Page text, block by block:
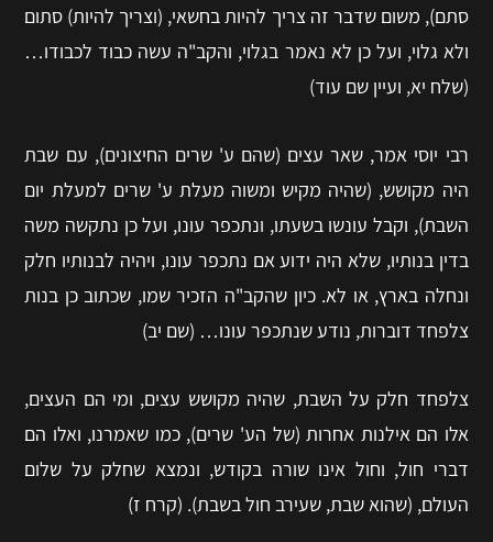
סתם), משום שדבר זה צריך להיות בחשאי, (וצריך להיות) סתום
ולא גלוי, ועל כן לא נאמר בגלוי, והקב"ה עשה כבוד לכבודו…
(שלח יא, ועיין שם עוד)
רבי יוסי אמר, שאר עצים (שהם ע' שרים החיצונים), עם שבת
היה מקושש, (שהיה מקיש ומשוה מעלת ע' שרים למעלת יום
השבת), וקבל עונשו בשעתו, ונתכפר עונו, ועל כן נתקשה משה
בדין בנותיו, שלא היה ידוע אם נתכפר עונו, ויהיה לבנותיו חלק
ונחלה בארץ, או לא. כיון שהקב"ה הזכיר שמו, שכתוב כן בנות
צלפחד דוברות, נודע שנתכפר עונו… (שם יב)
צלפחד חלק על השבת, שהיה מקושש עצים, ומי הם העצים,
אלו הם אילנות אחרות (של הע' שרים), כמו שאמרנו, ואלו הם
דברי חול, וחול אינו שורה בקודש, ונמצא שחלק על שלום
העולם, (שהוא שבת, שעירב חול בשבת). (קרח ז)